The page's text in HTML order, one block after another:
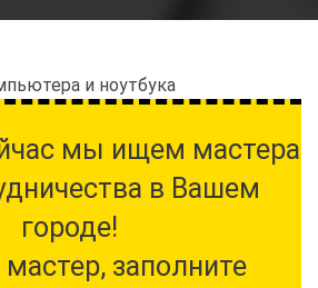
и ноутбука
мы ищем мастера
в Вашем
городе!
заполните